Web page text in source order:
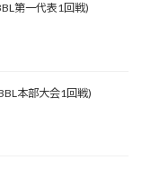
第一代表1回戦)
本部大会1回戦)